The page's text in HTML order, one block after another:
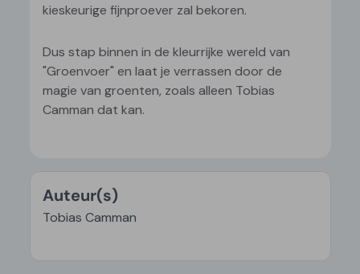
kieskeurige fijnproever zal bekoren.
Dus stap binnen in de kleurrijke wereld van
"Groenvoer" en laat je verrassen door de
magie van groenten, zoals alleen Tobias
Camman dat kan.
Auteur(s)
Tobias Camman